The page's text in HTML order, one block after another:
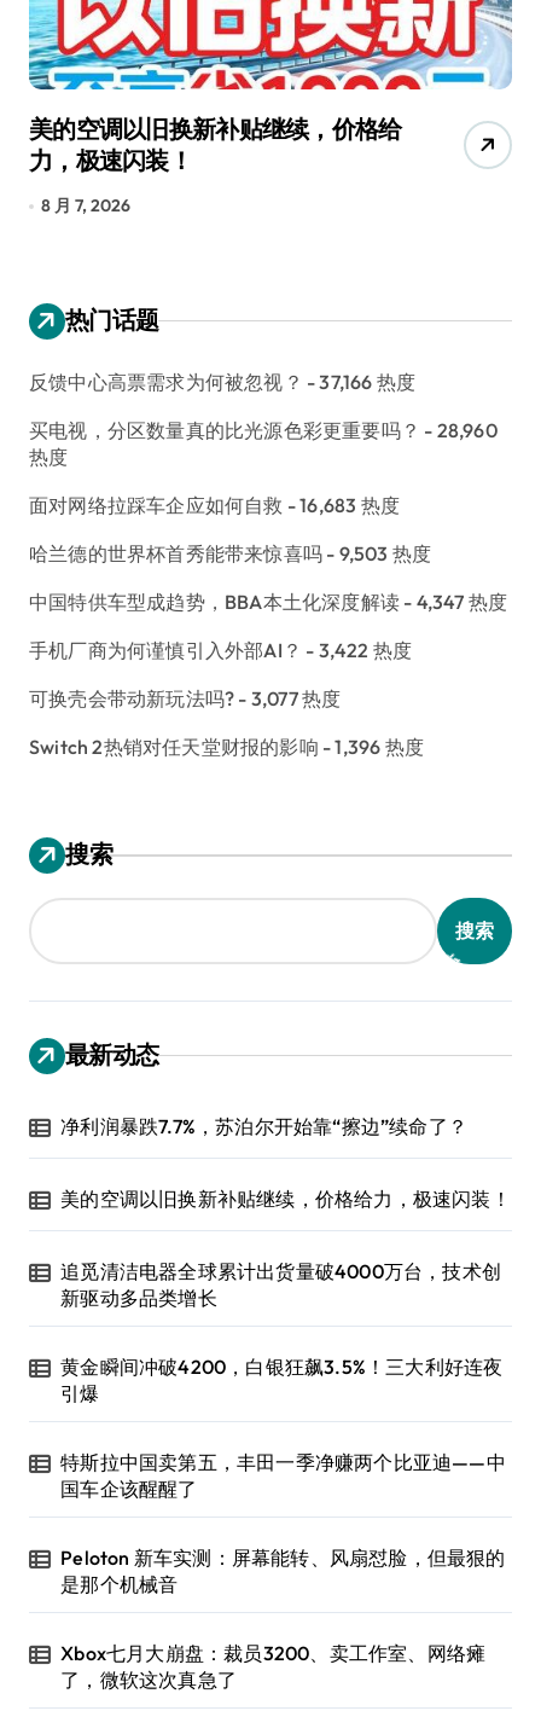
美的空调以旧换新补贴继续，价格给
力，极速闪装！
8 月 7, 2026
热门话题
反馈中心高票需求为何被忽视？ - 37,166 热度
买电视，分区数量真的比光源色彩更重要吗？ - 28,960
热度
面对网络拉踩车企应如何自救 - 16,683 热度
哈兰德的世界杯首秀能带来惊喜吗 - 9,503 热度
中国特供车型成趋势，BBA本土化深度解读 - 4,347 热度
手机厂商为何谨慎引入外部AI？ - 3,422 热度
可换壳会带动新玩法吗? - 3,077 热度
Switch 2热销对任天堂财报的影响 - 1,396 热度
搜索
搜索
最新动态
净利润暴跌7.7%，苏泊尔开始靠“擦边”续命了？
美的空调以旧换新补贴继续，价格给力，极速闪装！
追觅清洁电器全球累计出货量破4000万台，技术创
新驱动多品类增长
黄金瞬间冲破4200，白银狂飙3.5%！三大利好连夜
引爆
特斯拉中国卖第五，丰田一季净赚两个比亚迪——中
国车企该醒醒了
Peloton 新车实测：屏幕能转、风扇怼脸，但最狠的
是那个机械音
Xbox七月大崩盘：裁员3200、卖工作室、网络瘫
了，微软这次真急了